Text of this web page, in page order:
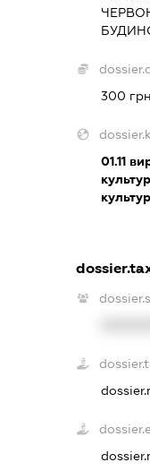
300
01.11